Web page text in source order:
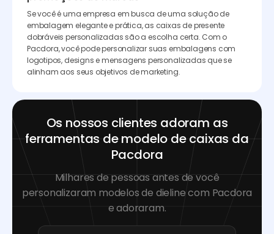
Se você é uma empresa em busca de uma solução de
embalagem elegante e prática, as caixas de presente
dobráveis personalizadas são a escolha certa. Com o
Pacdora, você pode personalizar suas embalagens com
logotipos, designs e mensagens personalizadas que se
alinham aos seus objetivos de marketing.
Os nossos clientes adoram as
ferramentas de modelo de caixas da
Pacdora
Milhares de pessoas antes de você
personalizaram modelos de dieline com Pacdora
e adoraram.